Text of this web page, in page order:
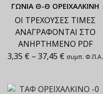
ΓΩΝΙΑ Θ-Θ ΟΡΕΙΧΑΛΚΙΝΗ
ΟΙ ΤΡΕΧΟΥΣΕΣ ΤΙΜΕΣ
ΑΝΑΓΡΑΦΟΝΤΑΙ ΣΤΟ
ΑΝΗΡΤΗΜΕΝΟ PDF
3,35 € – 37,45 € συμπ. Φ.Π.Α.